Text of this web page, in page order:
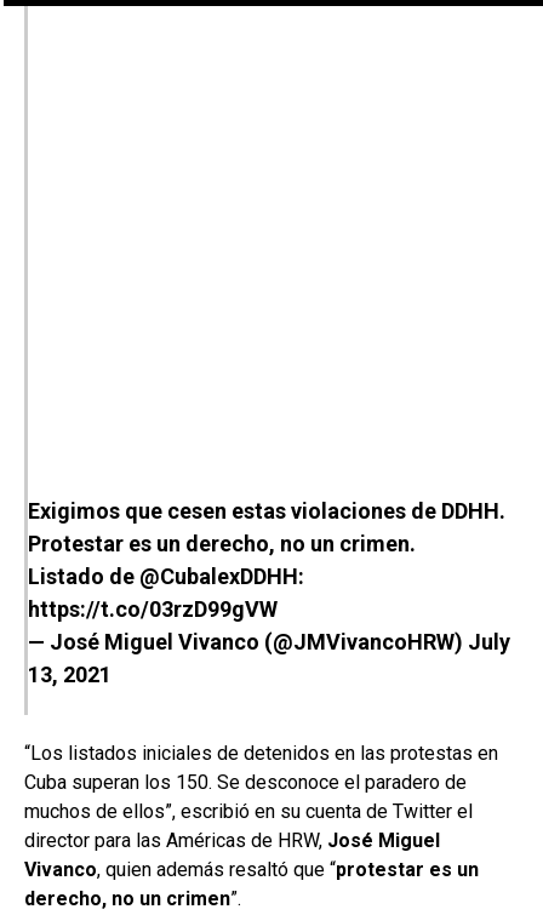
Exigimos que cesen estas violaciones de DDHH.
Protestar es un derecho, no un crimen.
Listado de @CubalexDDHH:
https://t.co/03rzD99gVW
— José Miguel Vivanco (@JMVivancoHRW) July
13, 2021
“Los listados iniciales de detenidos en las protestas en
Cuba superan los 150. Se desconoce el paradero de
muchos de ellos”, escribió en su cuenta de Twitter el
director para las Américas de HRW, José Miguel
Vivanco, quien además resaltó que “protestar es un
derecho, no un crimen”.